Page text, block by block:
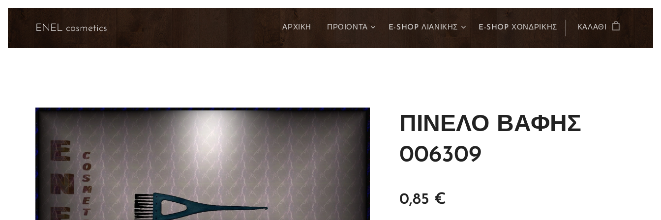
ENEL cosmetics ΑΡΧΙΚΗ ΠΡΟΙΟΝΤΑ E-SHOP ΛΙΑΝΙΚΗΣ E-SHOP ΧΟΝΔΡΙΚΗΣ ΚΑΛΆΘΙ
ΠΙΝΕΛΟ ΒΑΦΗΣ
006309
0,85 €